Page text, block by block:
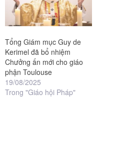
Tổng Giám mục Guy de
Kerimel đã bổ nhiệm
Chưởng ấn mới cho giáo
phận Toulouse
19/08/2025
Trong "Giáo hội Pháp"